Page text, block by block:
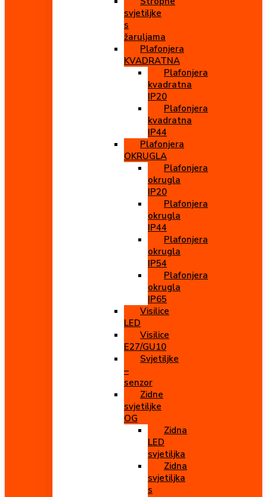
svjetiljke
s
žaruljama
Plafonjera
KVADRATNA
Plafonjera
kvadratna
IP20
Plafonjera
kvadratna
IP44
Plafonjera
OKRUGLA
Plafonjera
okrugla
IP20
Plafonjera
okrugla
IP44
Plafonjera
okrugla
IP54
Plafonjera
okrugla
IP65
Visilice
LED
Visilice
E27/GU10
Svjetiljke
–
senzor
Zidne
svjetiljke
OG
Zidna
LED
svjetiljka
Zidna
svjetiljka
s